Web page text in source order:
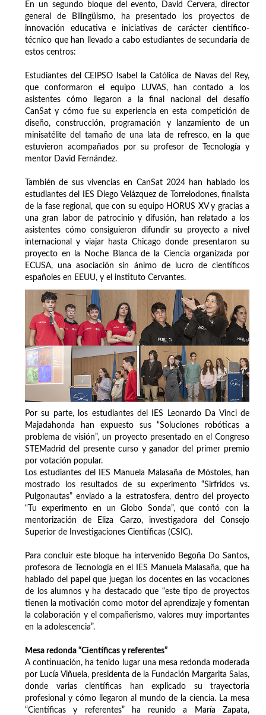
En un segundo bloque del evento, David Cervera, director
general de Bilingüismo, ha presentado los proyectos de
innovación educativa e iniciativas de carácter científico-
técnico que han llevado a cabo estudiantes de secundaria de
estos centros:
Estudiantes del CEIPSO Isabel la Católica de Navas del Rey,
que conformaron el equipo LUVAS, han contado a los
asistentes cómo llegaron a la final nacional del desafío
CanSat y cómo fue su experiencia en esta competición de
diseño, construcción, programación y lanzamiento de un
minisatélite del tamaño de una lata de refresco, en la que
estuvieron acompañados por su profesor de Tecnología y
mentor David Fernández.
También de sus vivencias en CanSat 2024 han hablado los
estudiantes del IES Diego Velázquez de Torrelodones, finalista
de la fase regional, que con su equipo HORUS XV y gracias a
una gran labor de patrocinio y difusión, han relatado a los
asistentes cómo consiguieron difundir su proyecto a nivel
internacional y viajar hasta Chicago donde presentaron su
proyecto en la Noche Blanca de la Ciencia organizada por
ECUSA, una asociación sin ánimo de lucro de científicos
españoles en EEUU, y el instituto Cervantes.
Por su parte, los estudiantes del IES Leonardo Da Vinci de
Majadahonda han expuesto sus “Soluciones robóticas a
problema de visión”, un proyecto presentado en el Congreso
STEMadrid del presente curso y ganador del primer premio
por votación popular.
Los estudiantes del IES Manuela Malasaña de Móstoles, han
mostrado los resultados de su experimento “Sirfridos vs.
Pulgonautas” enviado a la estratosfera, dentro del proyecto
“Tu experimento en un Globo Sonda”, que contó con la
mentorización de Eliza Garzo, investigadora del Consejo
Superior de Investigaciones Científicas (CSIC).
Para concluir este bloque ha intervenido Begoña Do Santos,
profesora de Tecnología en el IES Manuela Malasaña, que ha
hablado del papel que juegan los docentes en las vocaciones
de los alumnos y ha destacado que “este tipo de proyectos
tienen la motivación como motor del aprendizaje y fomentan
la colaboración y el compañerismo, valores muy importantes
en la adolescencia”.
Mesa redonda “Científicas y referentes”
A continuación, ha tenido lugar una mesa redonda moderada
por Lucía Viñuela, presidenta de la Fundación Margarita Salas,
donde varias científicas han explicado su trayectoria
profesional y cómo llegaron al mundo de la ciencia. La mesa
“Científicas y referentes” ha reunido a María Zapata,